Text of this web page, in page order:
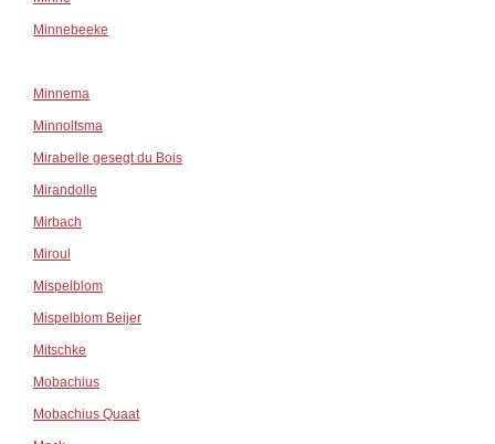
Minnebeeke
Minnema
Minnoltsma
Mirabelle gesegt du Bois
Mirandolle
Mirbach
Miroul
Mispelblom
Mispelblom Beijer
Mitschke
Mobachius
Mobachius Quaat